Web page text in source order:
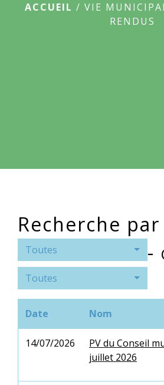
ACCUEIL / VIE
RENDUS
Recherche par
Toutes -
Toutes
Date Nom
14/07/2026
PV du Conseil
juillet 2026